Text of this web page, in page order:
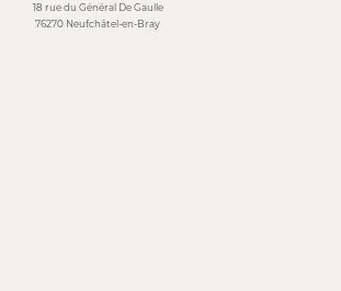
18 rue du Général De Gaulle
76270 Neufchâtel-en-Bray